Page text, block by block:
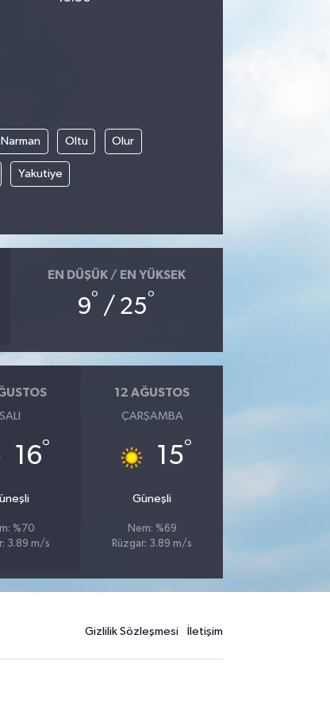
Narman Oltu Olur
Yakutiye
EN DÜŞÜK / EN YÜKSEK
9° / 25°
SALI
16°
%70
3.89 m/s
12 AĞUSTOS
ÇARŞAMBA
15°
Güneşli
Nem: %69
Rüzgar: 3.89 m/s
Gizlilik Sözleşmesi İletişim